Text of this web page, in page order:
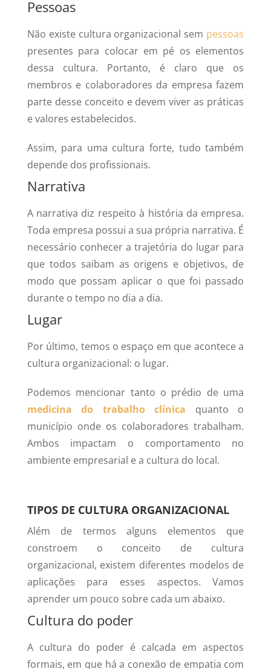
Pessoas
Não existe cultura organizacional sem pessoas
presentes para colocar em pé os elementos
dessa cultura. Portanto, é claro que os
membros e colaboradores da empresa fazem
parte desse conceito e devem viver as práticas
e valores estabelecidos.
Assim, para uma cultura forte, tudo também
depende dos profissionais.
Narrativa
A narrativa diz respeito à história da empresa.
Toda empresa possui a sua própria narrativa. É
necessário conhecer a trajetória do lugar para
que todos saibam as origens e objetivos, de
modo que possam aplicar o que foi passado
durante o tempo no dia a dia.
Lugar
Por último, temos o espaço em que acontece a
cultura organizacional: o lugar.
Podemos mencionar tanto o prédio de uma
medicina do trabalho clínica quanto o
município onde os colaboradores trabalham.
Ambos impactam o comportamento no
ambiente empresarial e a cultura do local.
TIPOS DE CULTURA ORGANIZACIONAL
Além de termos alguns elementos que
constroem o conceito de cultura
organizacional, existem diferentes modelos de
aplicações para esses aspectos. Vamos
aprender um pouco sobre cada um abaixo.
Cultura do poder
A cultura do poder é calcada em aspectos
formais, em que há a conexão de empatia com